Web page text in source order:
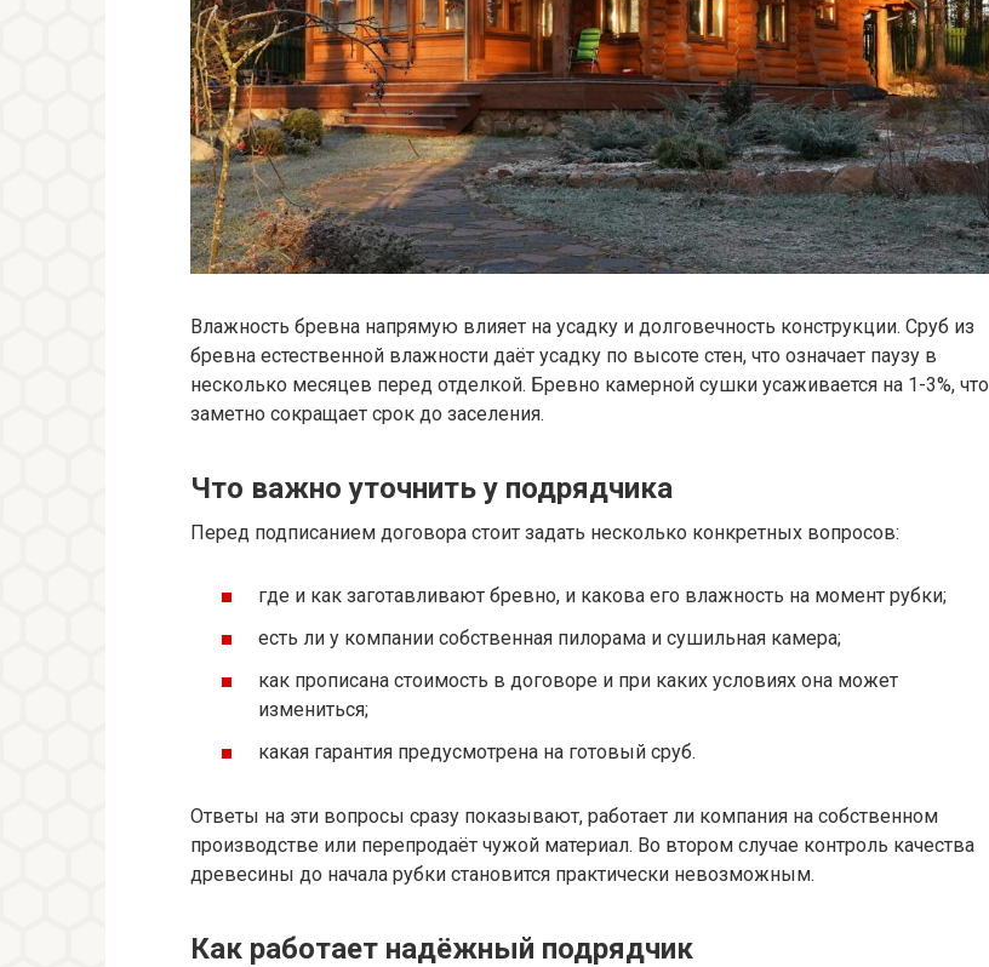
Влажность бревна напрямую влияет на усадку и долговечность конструкции. Сруб из
бревна естественной влажности даёт усадку по высоте стен, что означает паузу в
несколько месяцев перед отделкой. Бревно камерной сушки усаживается на 1-3%, что
заметно сокращает срок до заселения.
Что важно уточнить у подрядчика
Перед подписанием договора стоит задать несколько конкретных вопросов:
где и как заготавливают бревно, и какова его влажность на момент рубки;
есть ли у компании собственная пилорама и сушильная камера;
как прописана стоимость в договоре и при каких условиях она может
измениться;
какая гарантия предусмотрена на готовый сруб.
Ответы на эти вопросы сразу показывают, работает ли компания на собственном
производстве или перепродаёт чужой материал. Во втором случае контроль качества
древесины до начала рубки становится практически невозможным.
Как работает надёжный подрядчик